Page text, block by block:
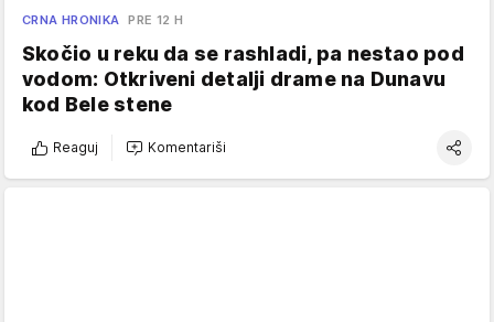
CRNA HRONIKA PRE 12 H
Skočio u reku da se rashladi, pa nestao pod
vodom: Otkriveni detalji drame na Dunavu
kod Bele stene
Reaguj Komentariši